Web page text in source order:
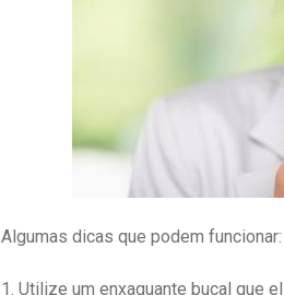
Algumas dicas que podem funcionar:
1. Utilize um enxaguante bucal que